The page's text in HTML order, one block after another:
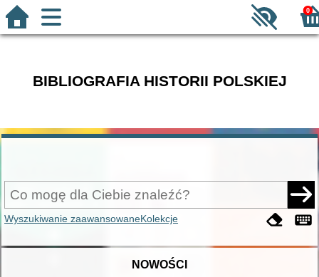
0
BIBLIOGRAFIA HISTORII POLSKIEJ
Wyszukiwanie zaawansowaneKolekcje
NOWOŚCI